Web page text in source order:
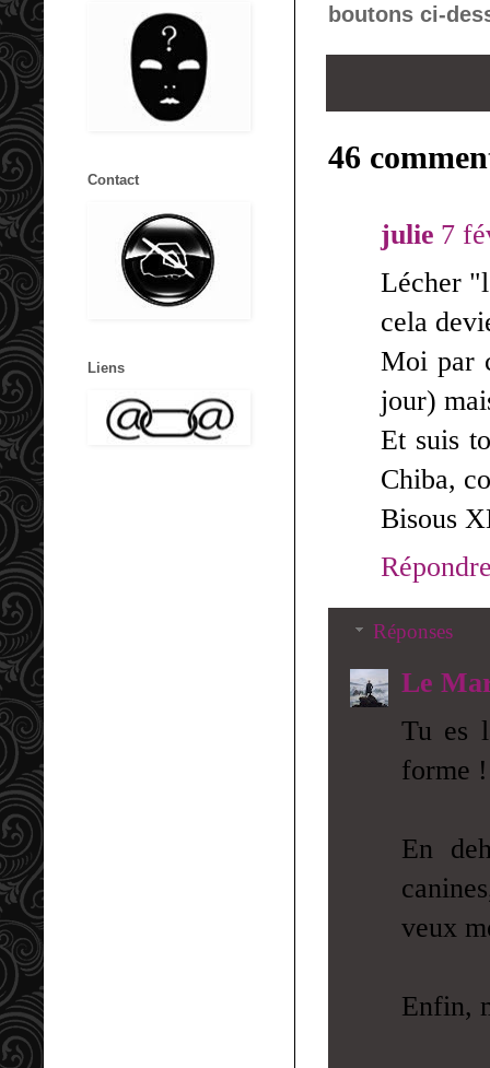
boutons ci-
46
julie 7
Lécher
cela
Moi par
jour)
Et suis
Chiba,
Bisous
Réponses
Le
Tu es
forme !
En
veux
Enfin,
Contact
Liens